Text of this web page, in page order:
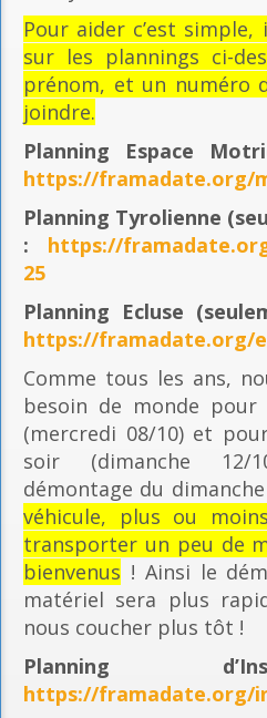
Pour aider c’est
sur les plannings ci-
prénom, et un numéro
joindre.
Planning Espace
https://framadate.org/
Planning Tyrolienne
: https://
25
Planning Ecluse
https://framadate.org/
Comme tous les ans,
besoin de monde pour
(mercredi 08/10) et
soir (dimanche 12/
démontage du
véhicule, plus ou
transporter un peu de
bienvenus ! Ainsi le
matériel sera plus
nous coucher plus tôt !
Planning
https://framadate.org/